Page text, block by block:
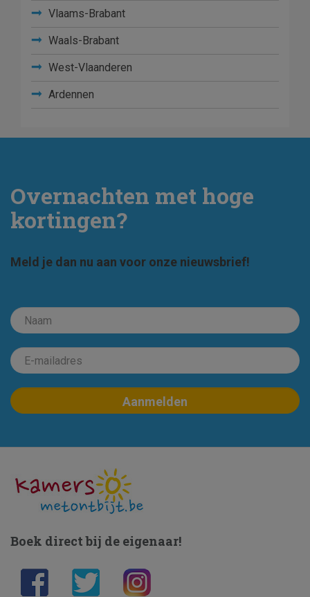
Vlaams-Brabant
Waals-Brabant
West-Vlaanderen
Ardennen
Overnachten met hoge
kortingen?
Meld je dan nu aan voor onze nieuwsbrief!
Boek direct bij de eigenaar!